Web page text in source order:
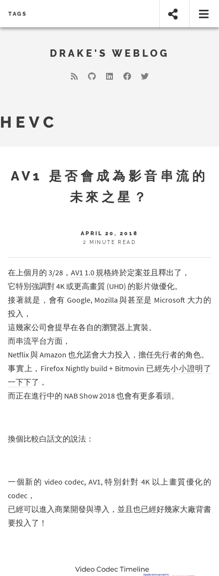
TAGS
DRAKE'S WEBLOG
HEVC
AV1 是否會成為影音串流的
未來之星？
APRIL 20, 2018
2 MINUTE READ
在上個月的 3/28， AV1 1.0 規格終於定案並且釋出了，
它特別強調對 4K 或更高畫質 (UHD) 的影片做優化。
接著就是，會有 Google, Mozilla 與甚至是 Microsoft 大力的
投入，
這幾家公司會提早在各自的瀏覽器上實裝。
而串流平台方面，
Netflix 與 Amazon 也允諾會大力投入，擔任先行者的角色。
事實上，Firefox Nightly build + Bitmovin 已經先小小證明了
一下下了，
而正在進行中的 NAB Show 2018 也會有更多看頭。
換個比較白話文的說法：
一個新的 video codec, AV1, 特別針對 4K 以上畫質優化的
codec，
已經可以進入商業開發與導入，並且也已經好幾家大廠背書
要投入了！